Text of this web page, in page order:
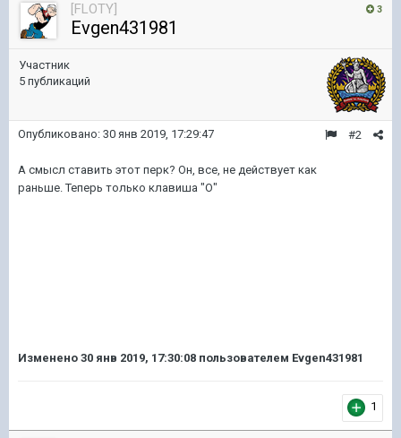
3
[FLOTY]
Evgen431981
Участник
5 публикаций
#2
Опубликовано: 30 янв 2019, 17:29:47
А смысл ставить этот перк? Он, все, не действует как
раньше. Теперь только клавиша "О"
Изменено 30 янв 2019, 17:30:08 пользователем Evgen431981
1